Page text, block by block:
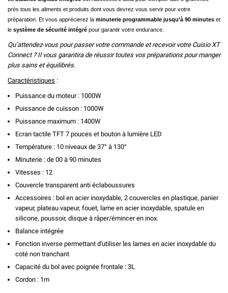
près tous les aliments et produits dont vous devrez vous servir pour votre
préparation. Et vous apprécierez la minuterie programmable jusqu’à 90 minutes et
le système de sécurité intégré pour garantir votre endurance.
Qu’attendez-vous pour passer votre commande et recevoir votre Cuisio XT
Connect ? Il vous garantira de réussir toutes vos préparations pour manger
plus sains et équilibrés.
Caractéristiques :
Puissance du moteur : 1000W
Puissance de cuisson : 1000W
Puissance maximum : 1400W
Ecran tactile TFT 7 pouces et bouton à lumière LED
Température : 10 niveaux de 37° à 130°
Minuterie : de 00 à 90 minutes
Vitesses : 12
Couvercle transparent anti éclaboussures
Accessoires : bol en acier inoxydable, 2 couvercles en plastique, panier
vapeur, plateau vapeur, fouet, lame en acier inoxydable, spatule en
silicone, poussoir, disque à râper/émincer en inox.
Balance intégrée
Fonction inverse permettant d'utiliser les lames en acier inoxydable du
coté non tranchant
Capacité du bol avec poignée frontale : 3L
Cordon : 1m